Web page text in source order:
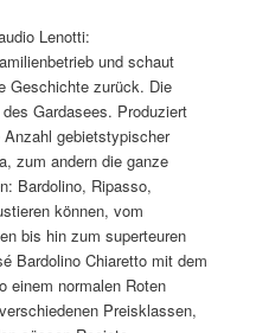
Lenotti:
und schaut
Geschichte zurück. Die
Gardasees. Produziert
gebietstypischer
zum andern die ganze
Bardolino, Ripasso,
können, vom
bis hin zum superteuren
Bardolino Chiaretto mit dem
einem normalen Roten
Preisklassen,